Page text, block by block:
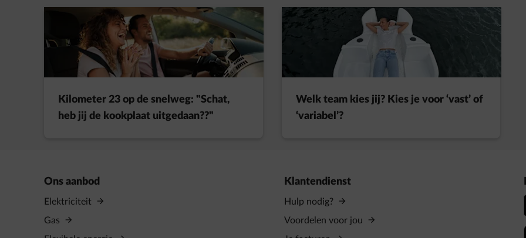
Kilometer 23 op de snelweg: "Schat,
heb jij de kookplaat uitgedaan??"
Welk team kies jij? Kies je voor ‘vast’ of
‘variabel’?
Ons aanbod
Elektriciteit
Gas
Klantendienst
Hulp nodig?
Voordelen voor jou